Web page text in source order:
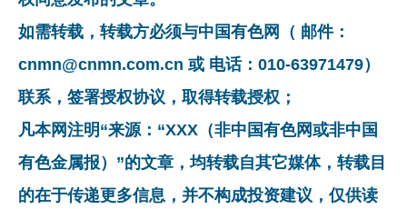
如需转载，转载方必须与中国有色网（ 邮件：
cnmn@cnmn.com.cn 或 电话：010-63971479）
联系，签署授权协议，取得转载授权；
凡本网注明“来源：“XXX（非中国有色网或非中国
有色金属报）”的文章，均转载自其它媒体，转载目
的在于传递更多信息，并不构成投资建议，仅供读